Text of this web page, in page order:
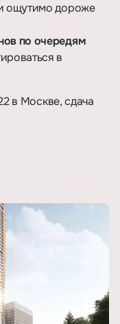
ощутимо дороже
по очередям
в
в Москве, сдача